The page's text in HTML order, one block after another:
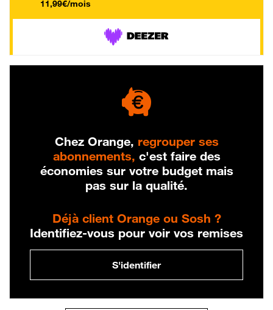
11,99€/mois
Chez Orange, regrouper ses
abonnements, c'est faire des
économies sur votre budget mais
pas sur la qualité.
Déjà client Orange ou Sosh ?
Identifiez-vous pour voir vos remises
S'identifier